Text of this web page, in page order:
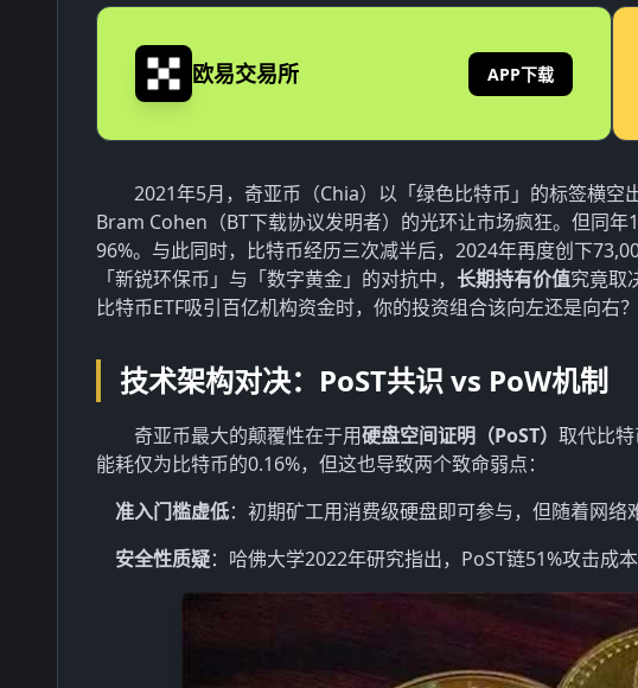
欧易交易所 APP下载
2021年5月，奇亚币（Chia）以「绿色比特币」的标签横
Bram Cohen（BT下载协议发明者）的光环让市场疯狂。但同
96%。与此同时，比特币经历三次减半后，2024年再度创下
「新锐环保币」与「数字黄金」的对抗中， 长期持有价值究竟取
比特币ETF吸引百亿机构资金时，你的投资组合该向左还是向右？
技术架构对决：PoST共识 vs PoW机制
奇亚币最大的颠覆性在于用硬盘空间证明（PoST） 取代比
能耗仅为比特币的0.16%，但这也导致两个致命弱点：
准入门槛虚低：初期矿工用消费级硬盘即可参与，但随着网
安全性质疑：哈佛大学2022年研究指出，PoST链51%攻击成